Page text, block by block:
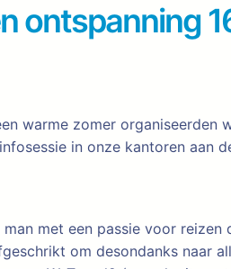
ontspanning
warme zomer organiseerden
in onze kantoren aan
met een passie voor
om desondanks naar